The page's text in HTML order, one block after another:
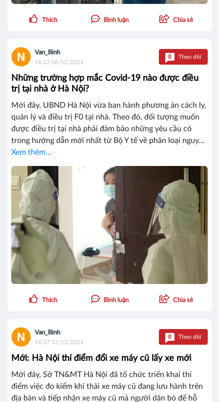
Thích Bình luận Chia sẻ
Van_Binh
16:12 06/12/2021
0 Theo dõi
Những trường hợp mắc Covid-19 nào được điều
trị tại nhà ở Hà Nội?
Mới đây, UBND Hà Nội vừa ban hành phương án cách ly,
quản lý và điều trị F0 tại nhà. Theo đó, đối tượng muốn
được điều trị tại nhà phải đảm bảo những yêu cầu có
trong hướng dẫn mới nhất từ Bộ Y tế về phân loại nguy...
Xem thêm...
Thích Bình luận Chia sẻ
Van_Binh
16:37 12/11/2021
0 Theo dõi
Mới: Hà Nội thí điểm đổi xe máy cũ lấy xe mới
Mới đây, Sở TN&MT Hà Nội đã tổ chức triển khai thí
điểm việc đo kiểm khí thải xe máy cũ đang lưu hành trên
địa bàn và tiếp nhận xe máy cũ mà người dân bỏ để hỗ